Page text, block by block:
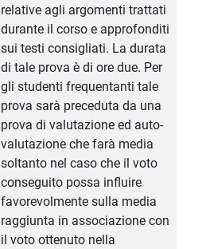
relative agli argomenti trattati
durante il corso e approfonditi
sui testi consigliati. La durata
di tale prova è di ore due. Per
gli studenti frequentanti tale
prova sarà preceduta da una
prova di valutazione ed auto-
valutazione che farà media
soltanto nel caso che il voto
conseguito possa influire
favorevolmente sulla media
raggiunta in associazione con
il voto ottenuto nella